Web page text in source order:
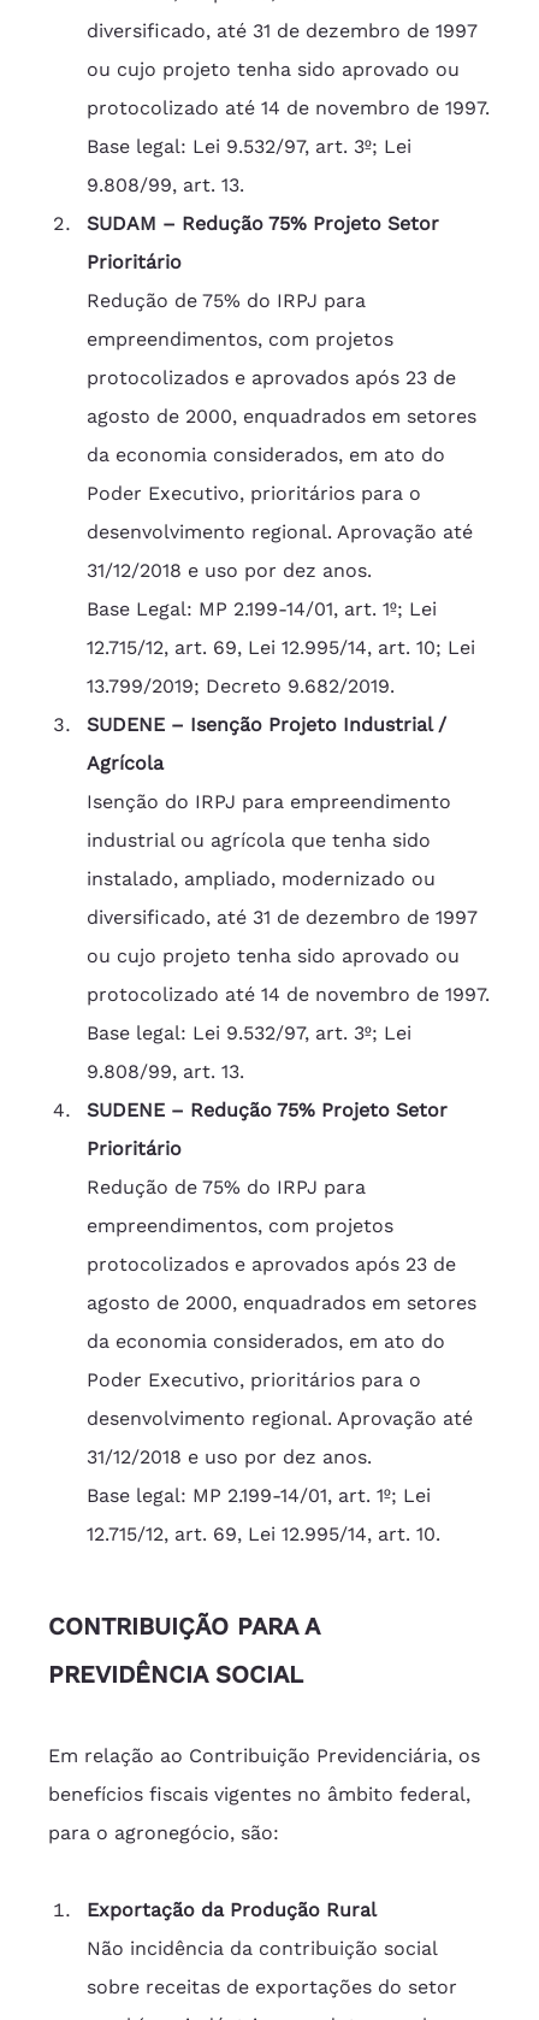
diversificado, até 31 de dezembro de 1997
ou cujo projeto tenha sido aprovado ou
protocolizado até 14 de novembro de 1997.
Base legal: Lei 9.532/97, art. 3º; Lei
9.808/99, art. 13.
SUDAM – Redução 75% Projeto Setor
Prioritário
Redução de 75% do IRPJ para
empreendimentos, com projetos
protocolizados e aprovados após 23 de
agosto de 2000, enquadrados em setores
da economia considerados, em ato do
Poder Executivo, prioritários para o
desenvolvimento regional. Aprovação até
31/12/2018 e uso por dez anos.
Base Legal: MP 2.199-14/01, art. 1º; Lei
12.715/12, art. 69, Lei 12.995/14, art. 10; Lei
13.799/2019; Decreto 9.682/2019.
SUDENE – Isenção Projeto Industrial /
Agrícola
Isenção do IRPJ para empreendimento
industrial ou agrícola que tenha sido
instalado, ampliado, modernizado ou
diversificado, até 31 de dezembro de 1997
ou cujo projeto tenha sido aprovado ou
protocolizado até 14 de novembro de 1997.
Base legal: Lei 9.532/97, art. 3º; Lei
9.808/99, art. 13.
SUDENE – Redução 75% Projeto Setor
Prioritário
Redução de 75% do IRPJ para
empreendimentos, com projetos
protocolizados e aprovados após 23 de
agosto de 2000, enquadrados em setores
da economia considerados, em ato do
Poder Executivo, prioritários para o
desenvolvimento regional. Aprovação até
31/12/2018 e uso por dez anos.
Base legal: MP 2.199-14/01, art. 1º; Lei
12.715/12, art. 69, Lei 12.995/14, art. 10.
CONTRIBUIÇÃO PARA A
PREVIDÊNCIA SOCIAL
Em relação ao Contribuição Previdenciária, os
benefícios fiscais vigentes no âmbito federal,
para o agronegócio, são:
Exportação da Produção Rural
Não incidência da contribuição social
sobre receitas de exportações do setor